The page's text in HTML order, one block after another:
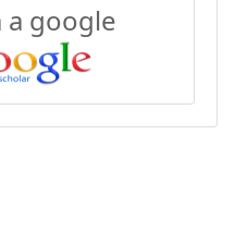
a google